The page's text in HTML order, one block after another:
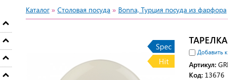
Каталог » Столовая посуда » Bonna, Турция посуда из фарфора
Spec
Hit
Добавить
Артикул:
Код:13676